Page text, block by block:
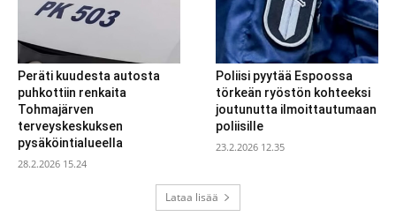
Peräti kuudesta autosta
puhkottiin renkaita
Tohmajärven
terveyskeskuksen
pysäköintialueella
28.2.2026 15.24
Poliisi pyytää Espoossa
törkeän ryöstön kohteeksi
joutunutta ilmoittautumaan
poliisille
23.2.2026 12.35
Lataa lisää